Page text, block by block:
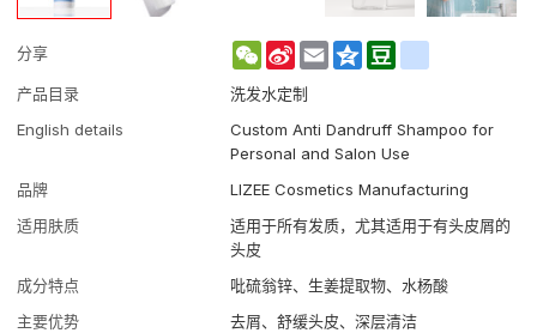
分享 WeChat
Sina
Weibo
Email Qzone
产品目录
洗发水定制
English details
Custom Anti Dandruff Shampoo for
Personal and Salon Use
品牌
LIZEE Cosmetics Manufacturing
适用肤质
适用于所有发质，尤其适用于有头皮屑的
头皮
成分特点
吡硫翁锌、生姜提取物、水杨酸
主要优势
去屑、舒缓头皮、深层清洁